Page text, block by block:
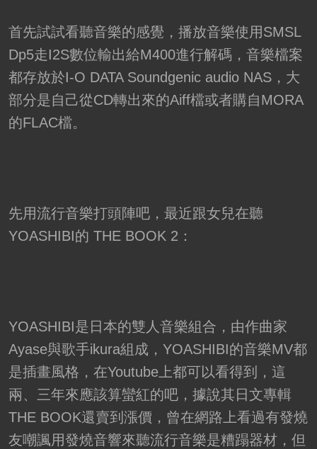
首先試試看聽音樂的感覺，播放音樂使用SMSL
Dp5走I2S數位輸出給M400進行解碼，音樂檔案
都存放於I-O DATA Soundgenic audio NAS，大
部分是自己從CD轉出來的Aiff檔或者購自MORA
的FLAC檔。
先用流行音樂打頭陣吧，最近跟女兒在聽
YOASHIBI的 THE BOOK 2：
YOASHIBI是日本的雙人音樂組合，由作曲家
Ayase與歌手ikura組成，YOASHIBI的音樂MV都
是插畫風格，在Youtube上都可以看得到，這
兩、三年來應該算蠻紅的吧，據說其日文專輯
THE BOOK還賣到漲價，曾在網路上看過有發燒
友嘲諷用發燒音響來聽流行音樂是糟蹋器材，但